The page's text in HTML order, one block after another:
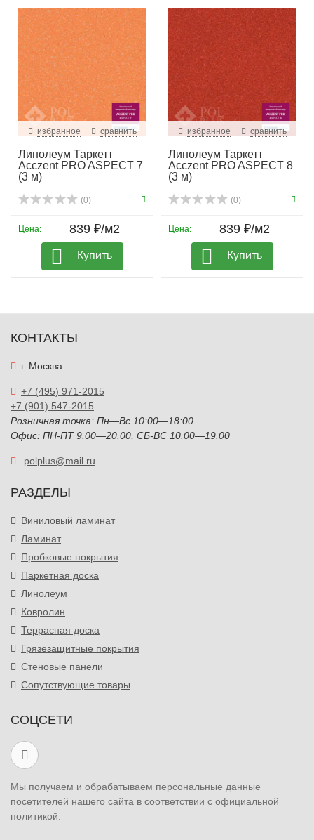
избранное сравнить
Линолеум Таркетт
Acczent PRO ASPECT 7
(3 м)
(0)
Цена: 839 ₽/м2
Купить
избранное сравнить
Линолеум Таркетт
Acczent PRO ASPECT 8
(3 м)
(0)
Цена: 839 ₽/м2
Купить
КОНТАКТЫ
г. Москва
+7 (495) 971-2015
+7 (901) 547-2015
Розничная точка: Пн—Вс 10:00—18:00
Офис: ПН-ПТ 9.00—20.00, СБ-ВС 10.00—19.00
polplus@mail.ru
РАЗДЕЛЫ
Виниловый ламинат
Ламинат
Пробковые покрытия
Паркетная доска
Линолеум
Ковролин
Террасная доска
Грязезащитные покрытия
Стеновые панели
Сопутствующие товары
СОЦСЕТИ
Мы получаем и обрабатываем персональные данные
посетителей нашего сайта в соответствии с официальной
политикой.